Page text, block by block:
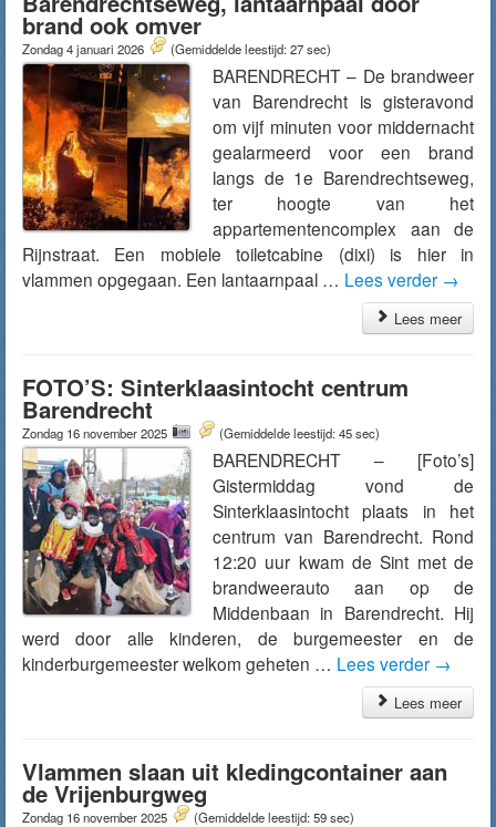
brand ook omver
Zondag 4 januari 2026 (Gemiddelde leestijd: 27 sec)
BARENDRECHT – De brandweer
van Barendrecht is gisteravond
om vijf minuten voor middernacht
gealarmeerd voor een brand
langs de 1e Barendrechtseweg,
ter hoogte van het
appartementencomplex aan de
Rijnstraat. Een mobiele toiletcabine (dixi) is hier in
vlammen opgegaan. Een lantaarnpaal … Lees verder →
Lees meer
FOTO’S: Sinterklaasintocht centrum
Barendrecht
Zondag 16 november 2025 (Gemiddelde leestijd: 45 sec)
BARENDRECHT – [Foto’s]
Gistermiddag vond de
Sinterklaasintocht plaats in het
centrum van Barendrecht. Rond
12:20 uur kwam de Sint met de
brandweerauto aan op de
Middenbaan in Barendrecht. Hij
werd door alle kinderen, de burgemeester en de
kinderburgemeester welkom geheten … Lees verder →
Lees meer
Vlammen slaan uit kledingcontainer aan
de Vrijenburgweg
Zondag 16 november 2025 (Gemiddelde leestijd: 59 sec)